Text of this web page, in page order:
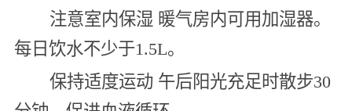
注意室内保湿 暖气房内可用加湿器。
每日饮水不少于1.5L。
保持适度运动 午后阳光充足时散步30